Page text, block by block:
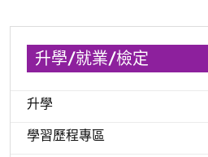
升學/就業/檢定
升學
學習歷程專區